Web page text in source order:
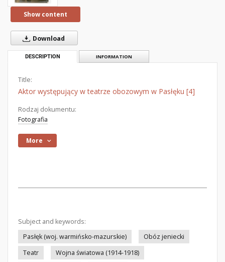
Show content
Download
DESCRIPTION INFORMATION
Title:
Aktor występujący w teatrze obozowym w Pasłęku [4]
Rodzaj dokumentu:
Fotografia
More
Subject and keywords:
Pasłęk (woj. warmińsko-mazurskie)
Obóz jeniecki
Teatr
Wojna światowa (1914-1918)